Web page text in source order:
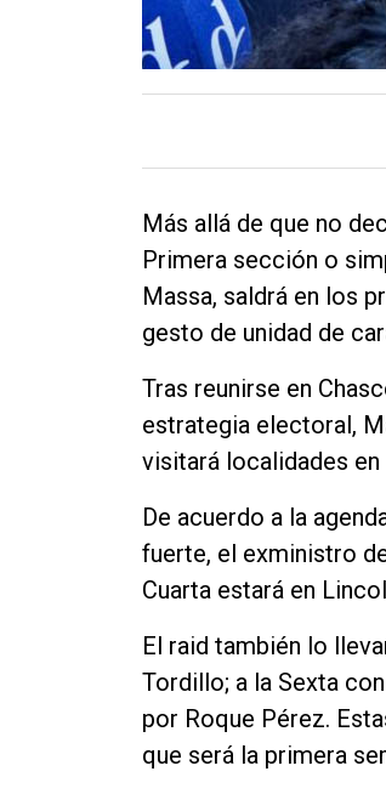
Más allá de que no
Primera sección o
Massa, saldrá en los
gesto de unidad de
Tras reunirse en
estrategia electoral,
visitará localidades
De acuerdo a la
fuerte, el exministro
Cuarta estará en
El raid también lo
Tordillo; a la Sexta
por Roque Pérez.
que será la primera